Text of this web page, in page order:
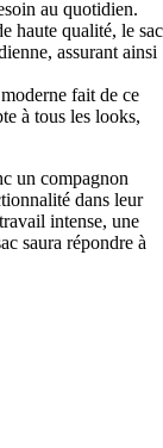
au quotidien.
haute qualité, le sac
assurant ainsi
fait de ce
à tous les looks,
un compagnon
dans leur
intense, une
saura répondre à